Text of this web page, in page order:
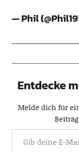
— Phil
Entdecke
Melde dich für